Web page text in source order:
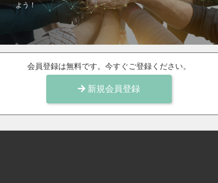
よう！
会員登録は無料です。今すぐご登録ください。
新規会員登録